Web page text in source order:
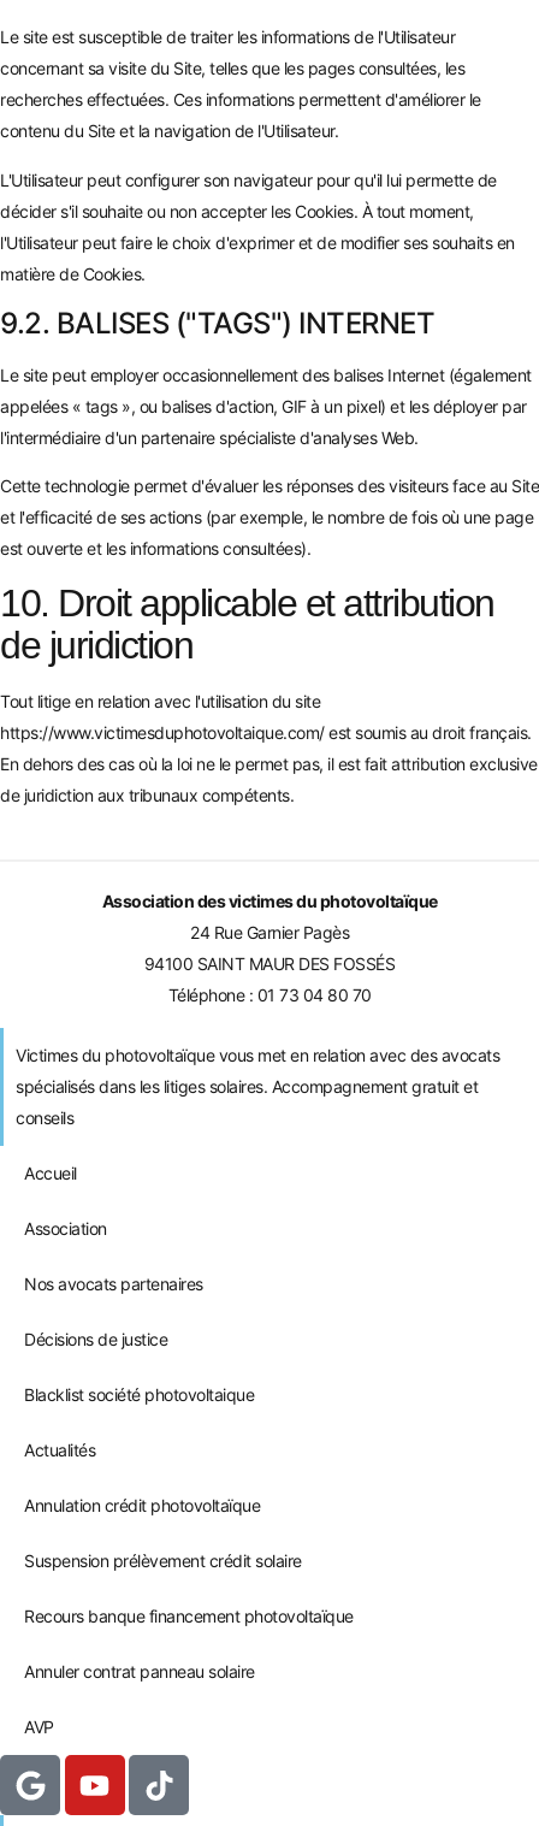
Le site est susceptible de traiter les informations de l'Utilisateur
concernant sa visite du Site, telles que les pages consultées, les
recherches effectuées. Ces informations permettent d'améliorer le
contenu du Site et la navigation de l'Utilisateur.
L'Utilisateur peut configurer son navigateur pour qu'il lui permette de
décider s'il souhaite ou non accepter les Cookies. À tout moment,
l'Utilisateur peut faire le choix d'exprimer et de modifier ses souhaits en
matière de Cookies.
9.2. BALISES ("TAGS") INTERNET
Le site peut employer occasionnellement des balises Internet (également
appelées « tags », ou balises d'action, GIF à un pixel) et les déployer par
l'intermédiaire d'un partenaire spécialiste d'analyses Web.
Cette technologie permet d'évaluer les réponses des visiteurs face au Site
et l'efficacité de ses actions (par exemple, le nombre de fois où une page
est ouverte et les informations consultées).
10. Droit applicable et attribution
de juridiction
Tout litige en relation avec l'utilisation du site
https://www.victimesduphotovoltaique.com/est soumis au droit français.
En dehors des cas où la loi ne le permet pas, il est fait attribution exclusive
de juridiction aux tribunaux compétents.
Association des victimes du photovoltaïque
24 Rue Garnier Pagès
94100 SAINT MAUR DES FOSSÉS
Téléphone : 01 73 04 80 70
Victimes du photovoltaïque vous met en relation avec des avocats
spécialisés dans les litiges solaires. Accompagnement gratuit et
conseils
Accueil
Association
Nos avocats partenaires
Décisions de justice
Blacklist société photovoltaique
Actualités
Annulation crédit photovoltaïque
Suspension prélèvement crédit solaire
Recours banque financement photovoltaïque
Annuler contrat panneau solaire
AVP